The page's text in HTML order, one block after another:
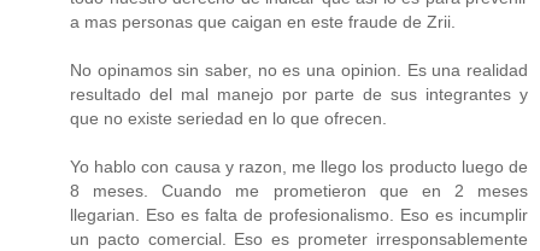
a mas personas que caigan en este fraude de Zrii.
No opinamos sin saber, no es una opinion. Es una realidad
resultado del mal manejo por parte de sus integrantes y
que no existe seriedad en lo que ofrecen.
Yo hablo con causa y razon, me llego los producto luego de
8 meses. Cuando me prometieron que en 2 meses
llegarian. Eso es falta de profesionalismo. Eso es incumplir
un pacto comercial. Eso es prometer irresponsablemente